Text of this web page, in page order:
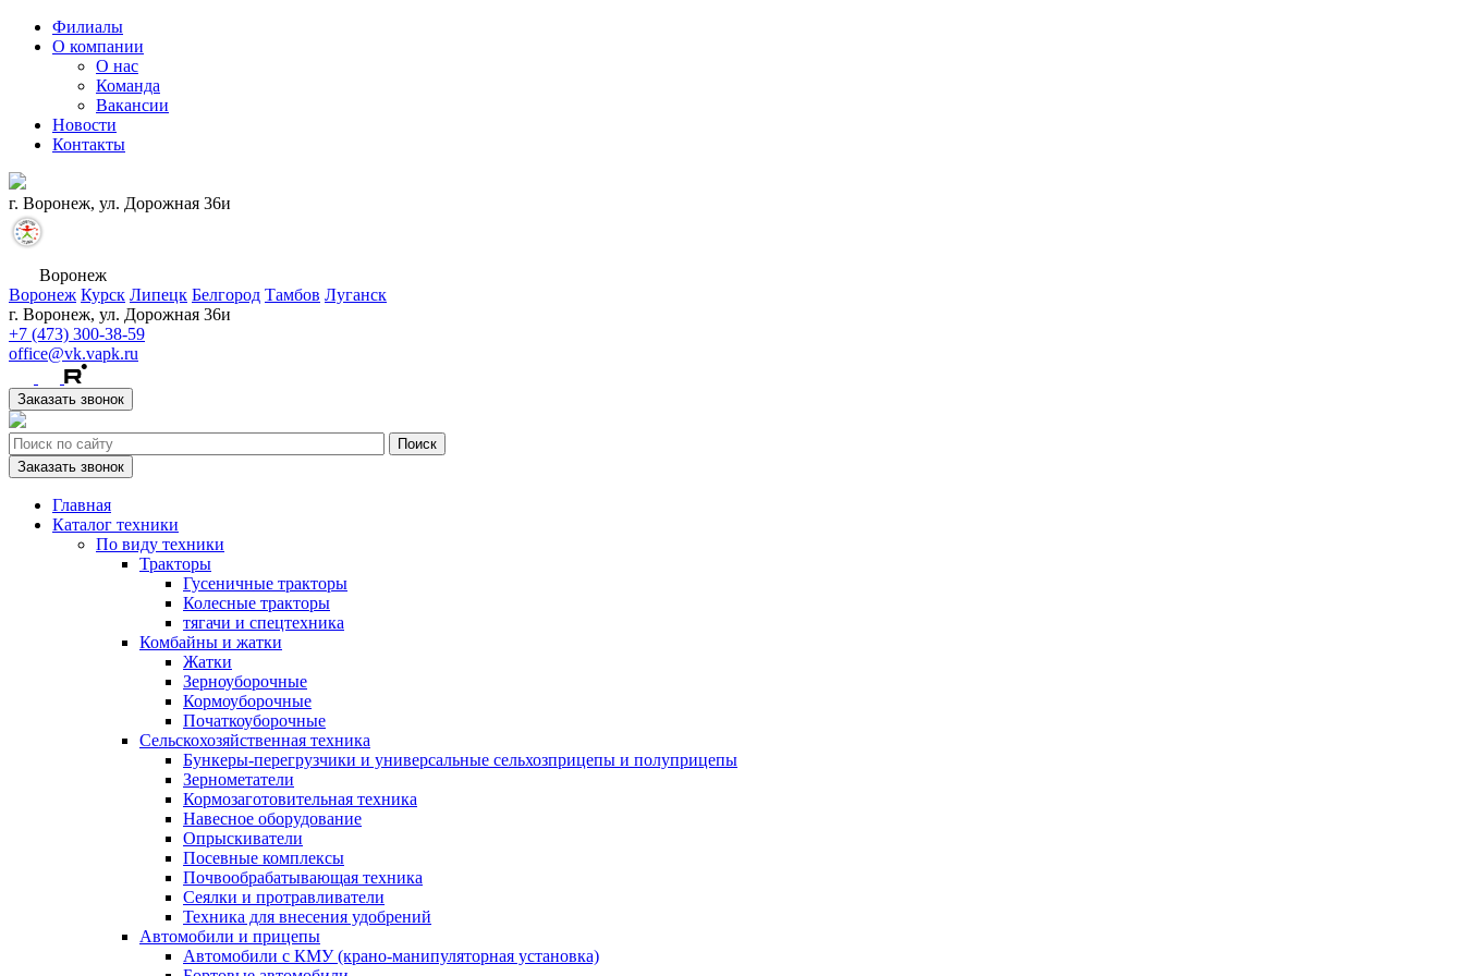
Филиалы
О компании
О нас
Команда
Вакансии
Новости
Контакты
г. Воронеж, ул. Дорожная 36и
Воронеж
Воронеж Курск Липецк Белгород Тамбов Луганск
г. Воронеж, ул. Дорожная 36и
+7 (473) 300-38-59
office@vk.vapk.ru
Заказать звонок
Заказать звонок
Главная
Каталог техники
По виду техники
Тракторы
Гусеничные тракторы
Колесные тракторы
тягачи и спецтехника
Комбайны и жатки
Жатки
Зерноуборочные
Кормоуборочные
Початкоуборочные
Сельскохозяйственная техника
Бункеры-перегрузчики и универсальные сельхозприцепы и полуприцепы
Зернометатели
Кормозаготовительная техника
Навесное оборудование
Опрыскиватели
Посевные комплексы
Почвообрабатывающая техника
Сеялки и протравливатели
Техника для внесения удобрений
Автомобили и прицепы
Автомобили с КМУ (крано-манипуляторная установка)